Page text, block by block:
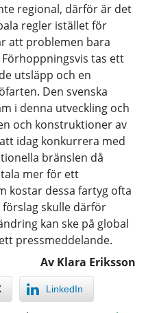
regional, därför är det
regler istället för
att problemen bara
tas ett
utsläpp och en
Den svenska
i denna utveckling och
och konstruktioner av
idag konkurrera med
bränslen då
mer för ett
kostar dessa fartyg ofta
skulle därför
kan ske på global
pressmeddelande.
Av Klara Eriksson
LinkedIn